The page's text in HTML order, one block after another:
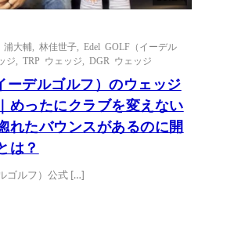
,浦大輔 ,林佳世子 ,Edel GOLF（イーデル
ジ ,TRP ウェッジ ,DGR ウェッジ
ーデルゴルフ）のウェッジ
めったにクラブを変えない
れたバウンスがあるのに開
は？
ゴルフ）公式 […]